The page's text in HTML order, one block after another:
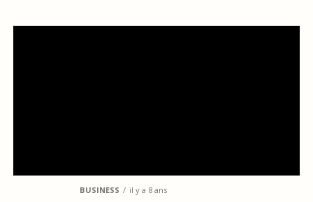
BUSINESS il y a 8 ans